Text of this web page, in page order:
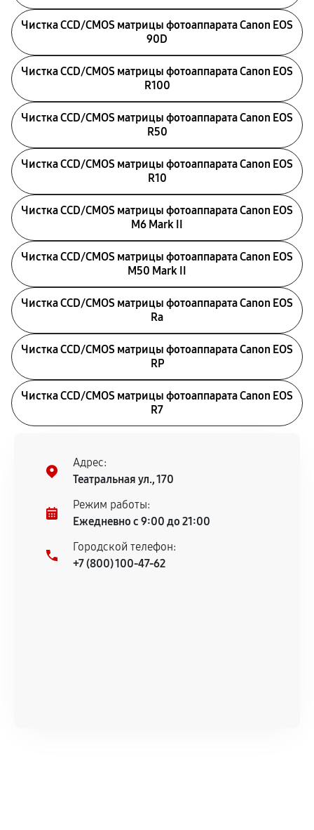
Чистка CCD/CMOS матрицы фотоаппарата Canon EOS
90D
Чистка CCD/CMOS матрицы фотоаппарата Canon EOS
R100
Чистка CCD/CMOS матрицы фотоаппарата Canon EOS
R50
Чистка CCD/CMOS матрицы фотоаппарата Canon EOS
R10
Чистка CCD/CMOS матрицы фотоаппарата Canon EOS
M6 Mark II
Чистка CCD/CMOS матрицы фотоаппарата Canon EOS
M50 Mark II
Чистка CCD/CMOS матрицы фотоаппарата Canon EOS
Ra
Чистка CCD/CMOS матрицы фотоаппарата Canon EOS
RP
Чистка CCD/CMOS матрицы фотоаппарата Canon EOS
R7
Адрес:
Театральная ул., 170
Режим работы:
Ежедневно с 9:00 до 21:00
Городской телефон:
+7 (800) 100-47-62